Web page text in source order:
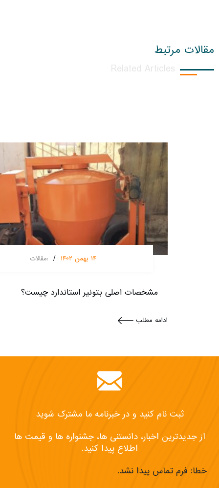
مقالات مرتبط
Related Articles
۱۴ بهمن ۱۴۰۲ /
:مقالات
مشخصات اصلی بتونیر استاندارد چیست؟
ادامه مطلب
ثبت نام کنید و در خبرنامه ما مشترک شوید
از جدیدترین اخبار، دانستنی ها، جشنواره ها و قیمت ها
اطلاع پیدا کنید.
خطا: فرم تماس پیدا نشد.